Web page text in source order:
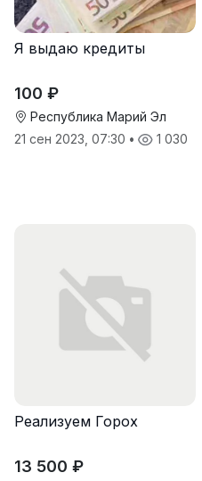
Я выдаю кредиты
100 ₽
Республика Марий Эл
21 сен 2023, 07:30 • 1 030
Реализуем Горох
13 500 ₽